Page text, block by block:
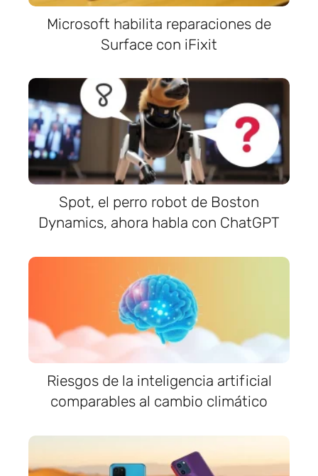
Microsoft habilita reparaciones de
Surface con iFixit
Spot, el perro robot de Boston
Dynamics, ahora habla con ChatGPT
Riesgos de la inteligencia artificial
comparables al cambio climático